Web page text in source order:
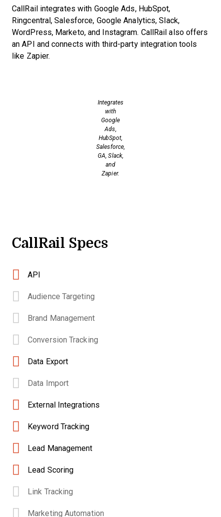
CallRail integrates with Google Ads, HubSpot,
Ringcentral, Salesforce, Google Analytics, Slack,
WordPress, Marketo, and Instagram. CallRail also offers
an API and connects with third-party integration tools
like Zapier.
Integrates
with
Google
Ads,
HubSpot,
Salesforce,
GA, Slack,
and
Zapier.
CallRail Specs
API
Audience Targeting
Brand Management
Conversion Tracking
Data Export
Data Import
External Integrations
Keyword Tracking
Lead Management
Lead Scoring
Link Tracking
Marketing Automation